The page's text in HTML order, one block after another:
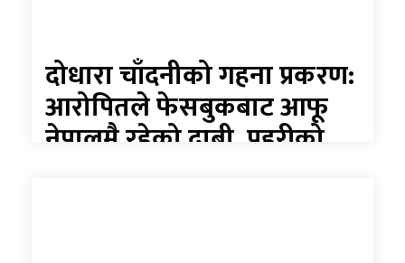
दोधारा चाँदनीको गहना प्रकरण:
आरोपितले फेसबुकबाट आफू
नेपालमै रहेको दाबी, प्रहरीको